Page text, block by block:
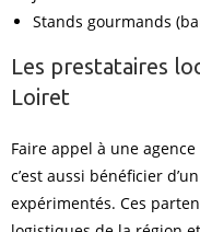
Stands gourmands
Les prestataires
Loiret
Faire appel à une
c’est aussi bénéficier
expérimentés. Ces